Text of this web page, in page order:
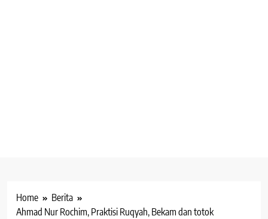
Home
Berita
Ahmad Nur Rochim, Praktisi Ruqyah, Bekam dan totok